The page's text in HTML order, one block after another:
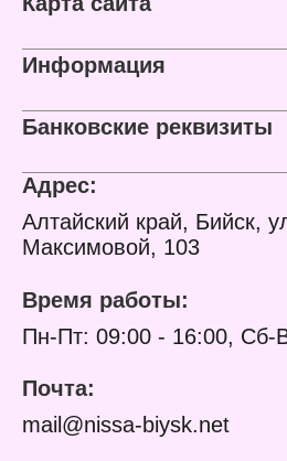
Информация
Банковские реквизиты
Адрес:
Алтайский край, Бийск,
Максимовой, 103
Время работы:
Пн-Пт: 09:00 - 16:00, Сб-
Почта:
mail@nissa-biysk.net